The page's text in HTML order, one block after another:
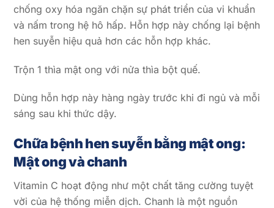
chống oxy hóa ngăn chặn sự phát triển của vi khuẩn
và nấm trong hệ hô hấp. Hỗn hợp này chống lại bệnh
hen suyễn hiệu quả hơn các hỗn hợp khác.
Trộn 1 thìa mật ong với nửa thìa bột quế.
Dùng hỗn hợp này hàng ngày trước khi đi ngủ và mỗi
sáng sau khi thức dậy.
Chữa bệnh hen suyễn bằng mật ong:
Mật ong và chanh
Vitamin C hoạt động như một chất tăng cường tuyệt
vời của hệ thống miễn dịch. Chanh là một nguồn